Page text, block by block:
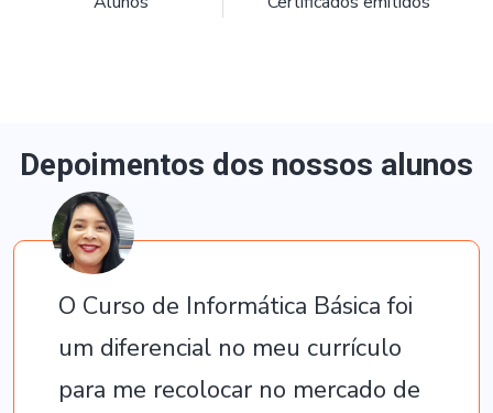
Depoimentos dos nossos alunos
O Curso de Informática Básica foi
um diferencial no meu currículo
para me recolocar no mercado de